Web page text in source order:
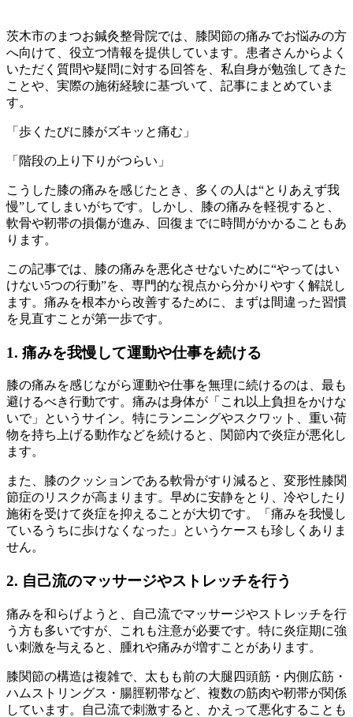
茨木市のまつお鍼灸整骨院では、膝関節の痛みでお悩みの方
へ向けて、役立つ情報を提供しています。患者さんからよく
いただく質問や疑問に対する回答を、私自身が勉強してきた
ことや、実際の施術経験に基づいて、記事にまとめていま
す。
「歩くたびに膝がズキッと痛む」
「階段の上り下りがつらい」
こうした膝の痛みを感じたとき、多くの人は“とりあえず我
慢”してしまいがちです。しかし、膝の痛みを軽視すると、
軟骨や靭帯の損傷が進み、回復までに時間がかかることもあ
ります。
この記事では、膝の痛みを悪化させないために“やってはい
けない5つの行動”を、専門的な視点から分かりやすく解説し
ます。痛みを根本から改善するために、まずは間違った習慣
を見直すことが第一歩です。
1. 痛みを我慢して運動や仕事を続ける
膝の痛みを感じながら運動や仕事を無理に続けるのは、最も
避けるべき行動です。痛みは身体が「これ以上負担をかけな
いで」というサイン。特にランニングやスクワット、重い荷
物を持ち上げる動作などを続けると、関節内で炎症が悪化し
ます。
また、膝のクッションである軟骨がすり減ると、変形性膝関
節症のリスクが高まります。早めに安静をとり、冷やしたり
施術を受けて炎症を抑えることが大切です。「痛みを我慢し
ているうちに歩けなくなった」というケースも珍しくありま
せん。
2. 自己流のマッサージやストレッチを行う
痛みを和らげようと、自己流でマッサージやストレッチを行
う方も多いですが、これも注意が必要です。特に炎症期に強
い刺激を与えると、腫れや痛みが増すことがあります。
膝関節の構造は複雑で、太もも前の大腿四頭筋・内側広筋・
ハムストリングス・腸脛靭帯など、複数の筋肉や靭帯が関係
しています。自己流で刺激すると、かえって悪化することも